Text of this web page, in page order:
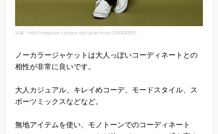
出典：http://magazine.campus-web.jp/archives/1000040800
ノーカラージャケットは大人っぽいコーディネートとの
相性が非常に良いです。
大人カジュアル、キレイめコーデ、モードスタイル、ス
ポーツミックスなどなど。
無地アイテムを使い、モノトーンでのコーディネート